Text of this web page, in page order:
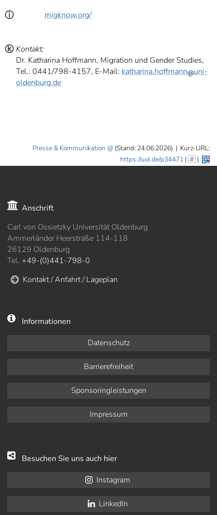
ⓘ migknow.org/
ⓚ Kontakt:
Dr. Katharina Hoffmann, Migration und Gender Studies,
Tel.: 0441/798-4157, E-Mail: katharina.hoffmann
uni-
oldenburg.de
Presse & Kommunikation (Stand: 24.06.2026) | Kurz-URL:
https://uol.de/p34471 | # |
Anschrift
Carl von Ossietzky Universität Oldenburg
Ammerländer Heerstraße 114-118
26129 Oldenburg
Tel. +49-(0)441-798-0
Kontakt / Anfahrt / Lageplan
Informationen
Datenschutz
Barrierefreiheit
Sponsoringleistungen
Impressum
Besuchen Sie uns auch hier
Instagram
LinkedIn